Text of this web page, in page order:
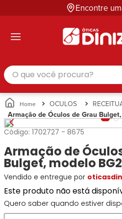
Encontre
Masculino
Feminino
Infantil
Unissex
Busque
Por
Marcas
Hickmann
Bulget
Miu-
Miu
Guess
Categorias
Masculino
Feminino
Infantil
Unissex
Busque
Por
Ray-
Ban
Prada
Hickmann
Tecnol
Correntes
para
Óculos
Estojos
para
Óculos
Soluções
e
Cuidados
Busque
Ray-
Ban
Armani
Tommy
Hilfiger
Ana
Hickmann
Guess
Speedo
Categoria
Armações
de Óculos
Óculos
de Sol
para
Estojo
para
Óculos
Gênero
Masculino
O que você procura?
OCULOS
Armação de Óculos de Grau
Código: 1702727 - 8675
Armação de
Bulget, modelo
Vendido e entregue por
Este produto não está
Quero saber quando estiver